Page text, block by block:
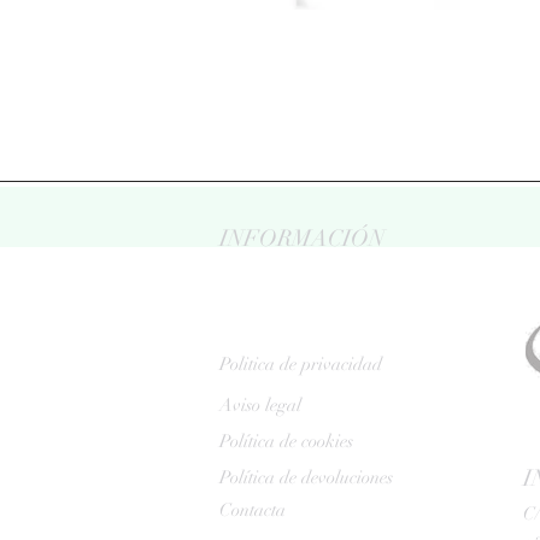
INFORMACIÓN
Politica de privacidad
Aviso legal
Política de cookies
Política de devoluciones
Contacta